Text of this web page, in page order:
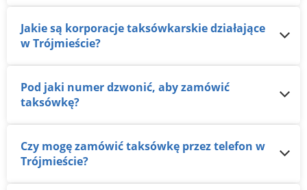
Jakie są korporacje taksówkarskie działające
w Trójmieście?
Pod jaki numer dzwonić, aby zamówić
taksówkę?
Czy mogę zamówić taksówkę przez telefon w
Trójmieście?